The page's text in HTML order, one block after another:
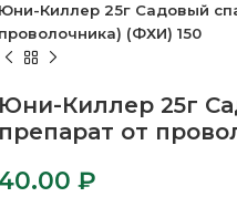
Юни-Киллер 25г Садовый
проволочника) (ФХИ) 150
Юни-Киллер 25г
препарат от
₽